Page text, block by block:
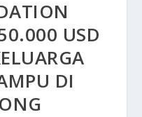
USD
DI